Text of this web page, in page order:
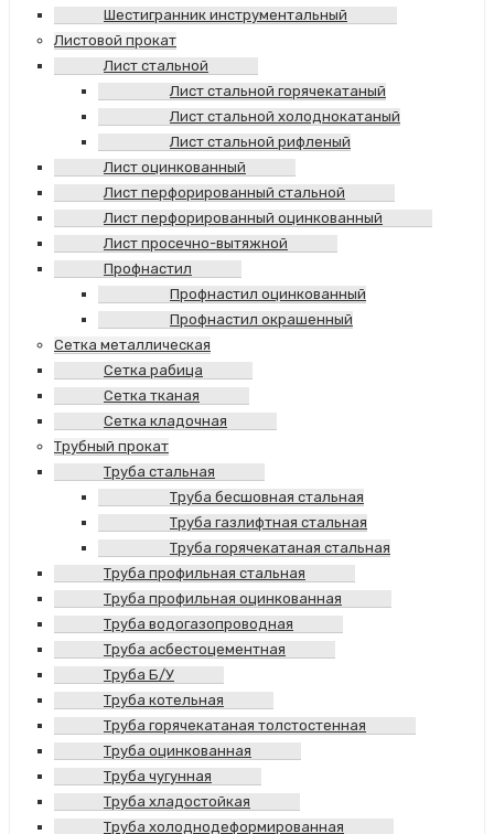
Шестигранник инструментальный
Листовой прокат
Лист стальной
Лист стальной горячекатаный
Лист стальной холоднокатаный
Лист стальной рифленый
Лист оцинкованный
Лист перфорированный стальной
Лист перфорированный оцинкованный
Лист просечно-вытяжной
Профнастил
Профнастил оцинкованный
Профнастил окрашенный
Сетка металлическая
Сетка рабица
Сетка тканая
Сетка кладочная
Трубный прокат
Труба стальная
Труба бесшовная стальная
Труба газлифтная стальная
Труба горячекатаная стальная
Труба профильная стальная
Труба профильная оцинкованная
Труба водогазопроводная
Труба асбестоцементная
Труба Б/У
Труба котельная
Труба горячекатаная толстостенная
Труба оцинкованная
Труба чугунная
Труба хладостойкая
Труба холоднодеформированная